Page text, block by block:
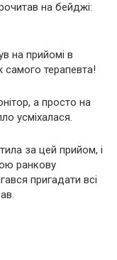
на бейджі:
на прийомі в
самого терапевта!
а просто на
усміхалася.
за цей прийом, і
ранкову
пригадати всі